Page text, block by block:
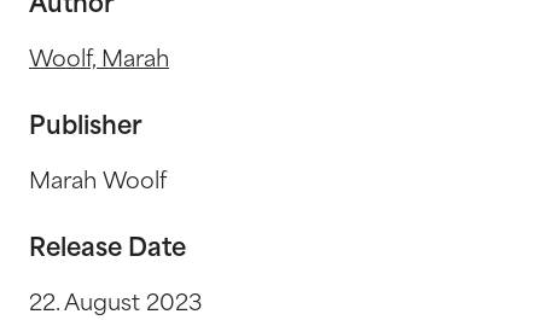
Author
Woolf, Marah
Publisher
Marah Woolf
Release Date
22. August 2023